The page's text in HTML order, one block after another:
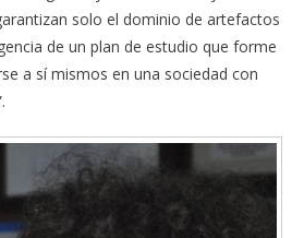
solo el dominio de artefactos
de un plan de estudio que forme
a sí mismos en una sociedad con